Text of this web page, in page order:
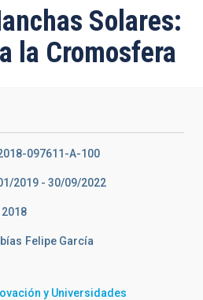
Solares:
la Cromosfera
097611-A-100
2019 - 30/09/2022
2018
Felipe García
y Universidades